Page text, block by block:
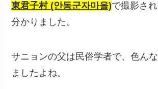
東君子村 (안동군자마을)で撮影さ
分かりました。
サニョンの父は民俗学者で、色ん
ましたよね。